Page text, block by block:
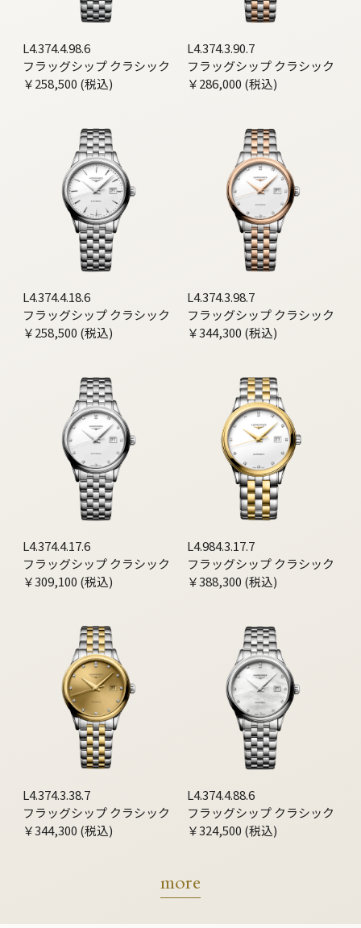
L4.374.4.98.6
フラッグシップ クラシック
￥258,500 (税込)
L4.374.3.90.7
フラッグシップ クラシック
￥286,000 (税込)
L4.374.4.18.6
フラッグシップ クラシック
￥258,500 (税込)
L4.374.3.98.7
フラッグシップ クラシック
￥344,300 (税込)
L4.374.4.17.6
フラッグシップ クラシック
￥309,100 (税込)
L4.984.3.17.7
フラッグシップ クラシック
￥388,300 (税込)
L4.374.3.38.7
フラッグシップ クラシック
￥344,300 (税込)
L4.374.4.88.6
フラッグシップ クラシック
￥324,500 (税込)
more